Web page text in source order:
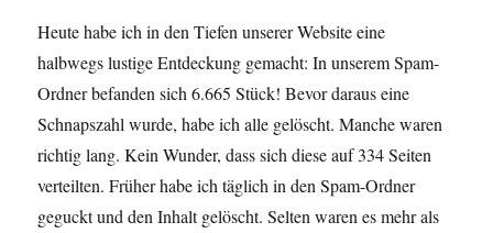
Heute habe ich in den Tiefen unserer Website eine
halbwegs lustige Entdeckung gemacht: In unserem Spam-
Ordner befanden sich 6.665 Stück! Bevor daraus eine
Schnapszahl wurde, habe ich alle gelöscht. Manche waren
richtig lang. Kein Wunder, dass sich diese auf 334 Seiten
verteilten. Früher habe ich täglich in den Spam-Ordner
geguckt und den Inhalt gelöscht. Selten waren es mehr als